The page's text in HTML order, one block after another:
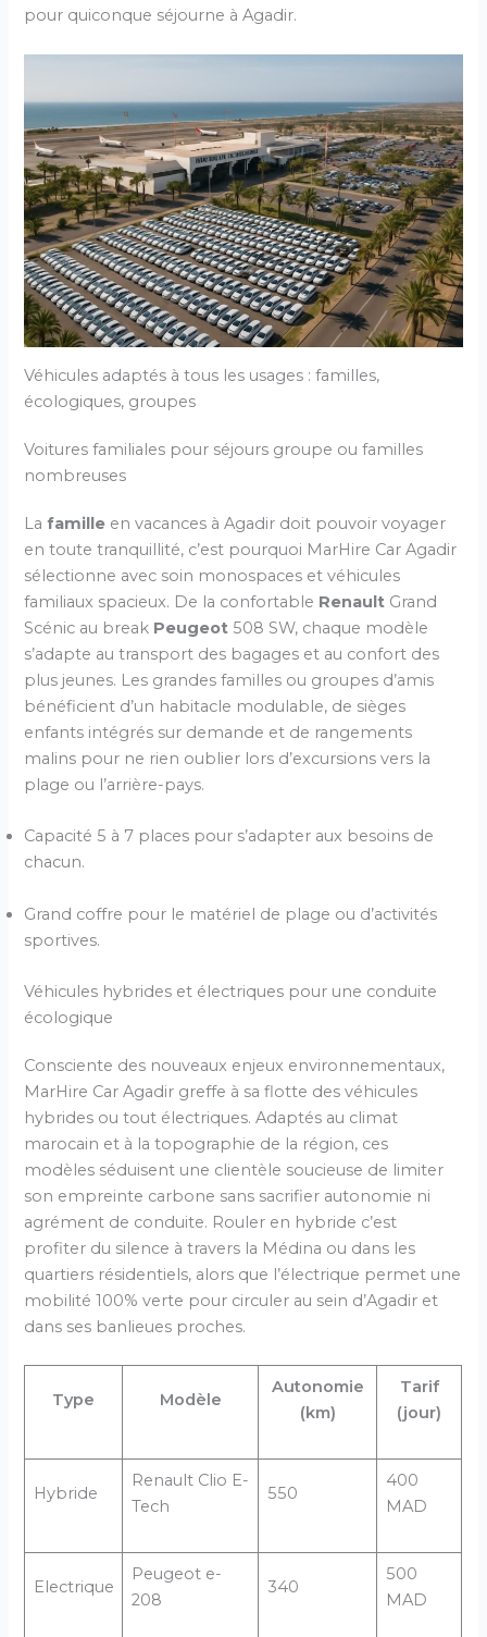
pour quiconque séjourne à Agadir.
Véhicules adaptés à tous les usages : familles,
écologiques, groupes
Voitures familiales pour séjours groupe ou familles
nombreuses
Lafamille en vacances à Agadir doit pouvoir voyager
en toute tranquillité, c’est pourquoi MarHire Car Agadir
sélectionne avec soin monospaces et véhicules
familiaux spacieux. De la confortable Renault Grand
Scénic au break Peugeot 508 SW, chaque modèle
s’adapte au transport des bagages et au confort des
plus jeunes. Les grandes familles ou groupes d’amis
bénéficient d’un habitacle modulable, de sièges
enfants intégrés sur demande et de rangements
malins pour ne rien oublier lors d’excursions vers la
plage ou l’arrière-pays.
Capacité 5 à 7 places pour s’adapter aux besoins de
chacun.
Grand coffre pour le matériel de plage ou d’activités
sportives.
Véhicules hybrides et électriques pour une conduite
écologique
Consciente des nouveaux enjeux environnementaux,
MarHire Car Agadir greffe à sa flotte des véhicules
hybrides ou tout électriques. Adaptés au climat
marocain et à la topographie de la région, ces
modèles séduisent une clientèle soucieuse de limiter
son empreinte carbone sans sacrifier autonomie ni
agrément de conduite. Rouler en hybride c’est
profiter du silence à travers la Médina ou dans les
quartiers résidentiels, alors que l’électrique permet une
mobilité 100% verte pour circuler au sein d’Agadir et
dans ses banlieues proches.
Type Modèle
Autonomie
(km)
Tarif
(jour)
Hybride
Renault Clio E-
Tech
550
400
MAD
Electrique
Peugeot e-
208
340
500
MAD